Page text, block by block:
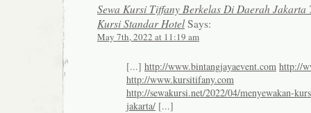
Sewa Kursi Tiffany Berkelas Di Daerah Jakarta
Kursi Standar HotelSays:
May 7th, 2022 at 11:19 am
[...] http://www.bintangjayaevent.com http://
http://www.kursitifany.com
http://sewakursi.net/2022/04/menyewakan-
jakarta/ [...]